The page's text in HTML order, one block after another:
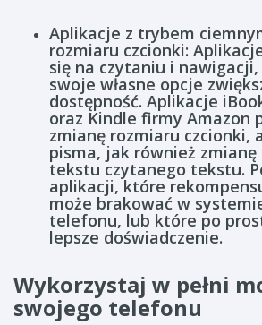
Aplikacje z trybem
rozmiaru czcionki:
się na czytaniu i
swoje własne opcje
dostępność. Aplikacje
oraz Kindle firmy Amazon
zmianę rozmiaru czcionki,
pisma, jak również zmianę
tekstu czytanego tekstu.
aplikacji, które
może brakować w
telefonu, lub które po
lepsze doświadczenie.
Wykorzystaj w pełni
swojego telefonu